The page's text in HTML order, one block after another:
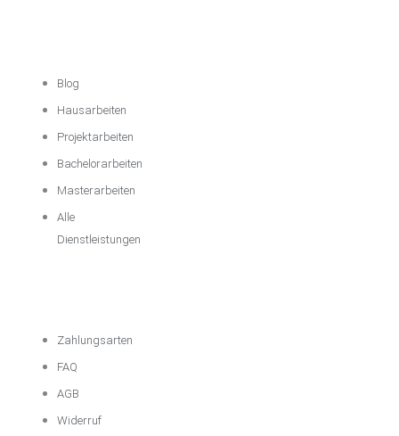
Blog
Hausarbeiten
Projektarbeiten
Bachelorarbeiten
Masterarbeiten
Alle
Dienstleistungen
Zahlungsarten
FAQ
AGB
Widerruf